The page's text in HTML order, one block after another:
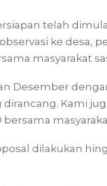
telah
ke desa,
masyarakat
Desember
Kami
dilakukan